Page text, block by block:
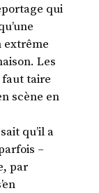
qui
extrême
Les
taire
scène en
qu’il a
–
par